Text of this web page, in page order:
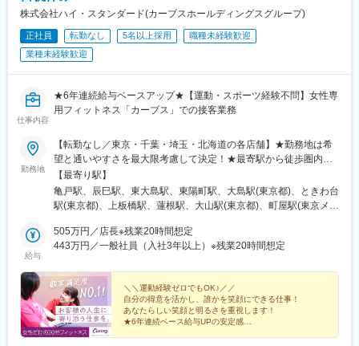
株式会社ハイ・スタンダード(カーブスホールディングスグループ)
正社員 転勤なし 5名以上採用
職種未経験歓迎
業種未経験歓迎
仕事内容
★6年連続給与ベースアップ★【運動・スポーツ経験不問】女性専
用フィットネス「カーブス」での接客業務
勤務地
【転勤なし／東京・千葉・埼玉・北海道の各店舗】★勤務地は希
望と通いやすさを最大限考慮して決定！★最寄駅から徒歩圏内の
店舗がほとんど！★引っ越しを伴う転勤はありません★店舗によ
ってはマイカー通勤OK！お気軽にご相談ください★U・Iターン歓
迎★計79店舗で各1名以上の大型募集です！＜各エリアで積極採
川区／葛飾区／新宿区／墨田区／台東区／練馬区／江戸川区／清
瀬市／小平市■千葉県／30店舗千葉市（7店舗）／市川市（3店
／鴨川市／白井市／船橋市（3店舗）／八千代市（2店舗）／浦安
市（2店舗）／鎌ヶ谷市／袖ヶ浦市■埼玉県／12店舗さいたま市
（4店舗）／川越市（3店舗）／入間市（2店舗）／川口市／所沢
市／和光市■北海道／18店舗札幌市（10店舗）／函館市（4店舗）
／北広島市／恵庭市／千歳市／北斗市※受動喫煙対策あり：敷地内
【最寄り駅】
亀戸駅、辰巳駅、東大島駅、東陽町駅、大島駅(東京都)、ときわ台
駅(東京都)、上板橋駅、蓮根駅、大山駅(東京都)、町屋駅(東京メト
石神井公園駅、東大和市駅、西葛西駅、南砂町駅、安房鴨川駅、
京成幕張駅、京成幕張本郷駅、検見川浜駅、作草部駅、動物公園
武線)、木更津駅、北国分駅、馬橋駅、八柱駅、上本郷駅、五井
駅、西白井駅、二和向台駅、前原駅、勝田台駅、長浦駅(千葉県)、
ちはら台駅、八千代中央駅、新浦安駅、新鎌ケ谷駅、七里駅、中
浦和駅、東大宮駅、南浦和駅、南古谷駅、新河岸駅、本川越駅、
武蔵藤沢駅、入間市駅、川口駅、東所沢駅、和光市駅、桑園駅、
給与
505万円／店長※残業20時間想定
443万円／一般社員（入社3年以上）※残業20時間想定
＼＼運動経験ゼロでもOK♪／／
自分の得意を活かし、誰かを笑顔にできる仕事！
あなたらしい笑顔と明るさを重視します！
★6年連続ベース給与UPの安定感